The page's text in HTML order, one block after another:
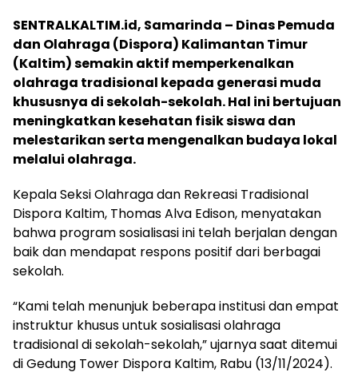
SENTRALKALTIM.id, Samarinda – Dinas Pemuda
dan Olahraga (Dispora) Kalimantan Timur
(Kaltim) semakin aktif memperkenalkan
olahraga tradisional kepada generasi muda
khususnya di sekolah-sekolah. Hal ini bertujuan
meningkatkan kesehatan fisik siswa dan
melestarikan serta mengenalkan budaya lokal
melalui olahraga.
Kepala Seksi Olahraga dan Rekreasi Tradisional
Dispora Kaltim, Thomas Alva Edison, menyatakan
bahwa program sosialisasi ini telah berjalan dengan
baik dan mendapat respons positif dari berbagai
sekolah.
“Kami telah menunjuk beberapa institusi dan empat
instruktur khusus untuk sosialisasi olahraga
tradisional di sekolah-sekolah,” ujarnya saat ditemui
di Gedung Tower Dispora Kaltim, Rabu (13/11/2024).